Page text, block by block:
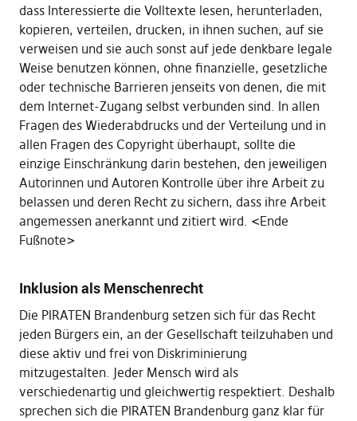
dass Interessierte die Volltexte lesen, herunterladen,
kopieren, verteilen, drucken, in ihnen suchen, auf sie
verweisen und sie auch sonst auf jede denkbare legale
Weise benutzen können, ohne finanzielle, gesetzliche
oder technische Barrieren jenseits von denen, die mit
dem Internet-Zugang selbst verbunden sind. In allen
Fragen des Wiederabdrucks und der Verteilung und in
allen Fragen des Copyright überhaupt, sollte die
einzige Einschränkung darin bestehen, den jeweiligen
Autorinnen und Autoren Kontrolle über ihre Arbeit zu
belassen und deren Recht zu sichern, dass ihre Arbeit
angemessen anerkannt und zitiert wird. <Ende
Fußnote>
Inklusion als Menschenrecht
Die PIRATEN Brandenburg setzen sich für das Recht
jeden Bürgers ein, an der Gesellschaft teilzuhaben und
diese aktiv und frei von Diskriminierung
mitzugestalten. Jeder Mensch wird als
verschiedenartig und gleichwertig respektiert. Deshalb
sprechen sich die PIRATEN Brandenburg ganz klar für